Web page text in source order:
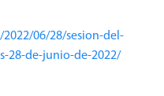
06/28/sesion-del-
28-de-junio-de-2022/